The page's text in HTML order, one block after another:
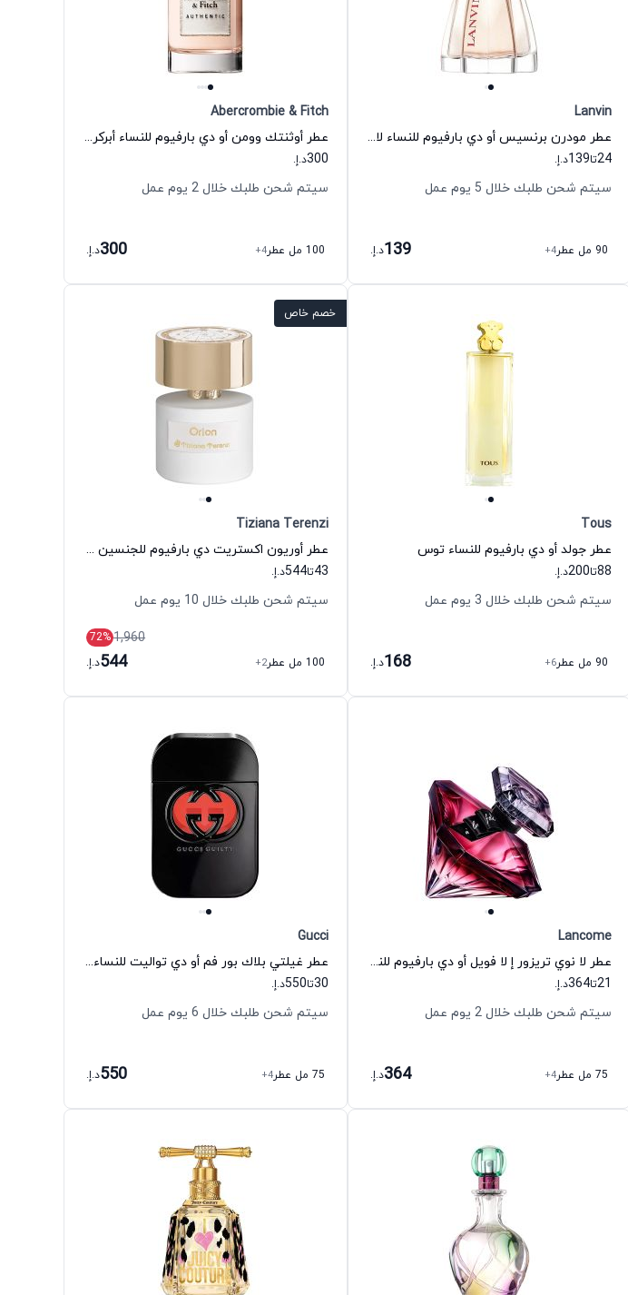
Lanvin
عطر مودرن برنسيس أو دي بارفيوم للنساء لانفين
24تا139د.إ.
سيتم شحن طلبك خلال 5 يوم عمل
90 مل عطر +4
139د.إ.
Abercrombie & Fitch
عطر أوثنتك وومن أو دي بارفيوم للنساء أبركرومبي آند فيتش
300د.إ.
سيتم شحن طلبك خلال 2 يوم عمل
100 مل عطر +4
300د.إ.
Tous
عطر جولد أو دي بارفيوم للنساء توس
88تا200د.إ.
سيتم شحن طلبك خلال 3 يوم عمل
90 مل عطر +6
168د.إ.
خصم خاص
Tiziana Terenzi
عطر أوريون اكستريت دي بارفيوم للجنسين تيزيانا تيرنزي
43تا544د.إ.
سيتم شحن طلبك خلال 10 يوم عمل
1,960
72%
100 مل عطر
+2
544د.إ.
Lancome
عطر لا نوي تريزور إ لا فويل أو دي بارفيوم للنساء لانكوم
21تا364د.إ.
سيتم شحن طلبك خلال 2 يوم عمل
75 مل عطر +4
364د.إ.
Gucci
عطر غيلتي بلاك بور فم أو دي تواليت للنساء غوتشي
30تا550د.إ.
سيتم شحن طلبك خلال 6 يوم عمل
75 مل عطر +4
550د.إ.